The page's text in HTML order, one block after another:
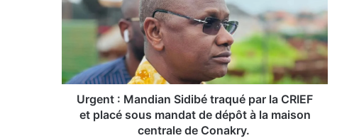
n
a
Urgent : Mandian Sidibé traqué par la CRIEF
et placé sous mandat de dépôt à la maison
centrale de Conakry.